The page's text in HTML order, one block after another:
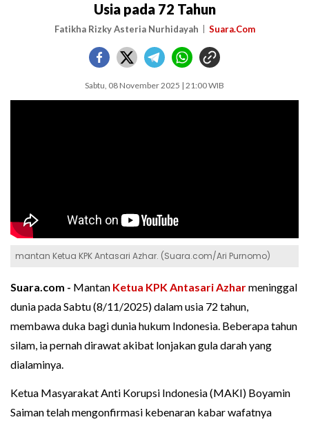
Usia pada 72 Tahun
Fatikha Rizky Asteria Nurhidayah Suara.Com
Sabtu, 08 November 2025 | 21:00 WIB
mantan Ketua KPK Antasari Azhar. (Suara.com/Ari Purnomo)
Suara.com - Mantan Ketua KPKAntasari Azharmeninggal
dunia pada Sabtu (8/11/2025) dalam usia 72 tahun,
membawa duka bagi dunia hukum Indonesia. Beberapa tahun
silam, ia pernah dirawat akibat lonjakan gula darah yang
dialaminya.
Ketua Masyarakat Anti Korupsi Indonesia (MAKI) Boyamin
Saiman telah mengonfirmasi kebenaran kabar wafatnya